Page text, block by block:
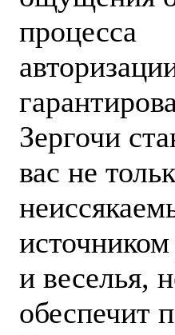
процесса
Зергочи
вас не
и веселья,
обеспечит